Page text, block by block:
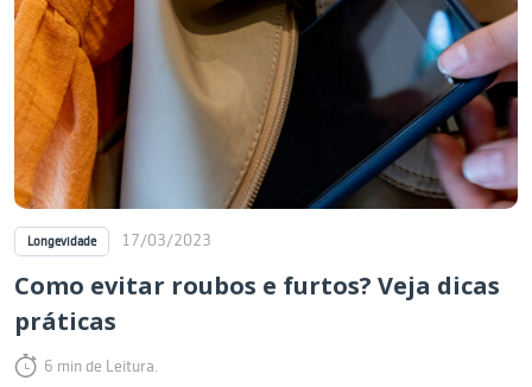
Longevidade 17/03/2023
Como evitar roubos e furtos? Veja dicas
práticas
6 min de Leitura.